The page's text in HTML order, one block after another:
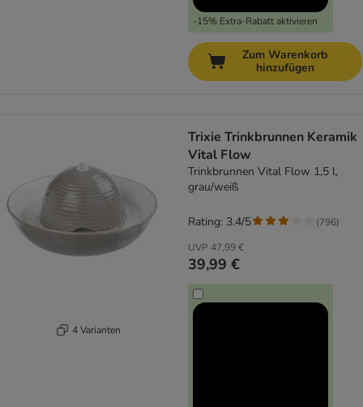
-15% Extra-Rabatt aktivieren
Zum Warenkorb
hinzufügen
4 Varianten
Trixie Trinkbrunnen Keramik
Vital Flow
Trinkbrunnen Vital Flow 1,5 l,
grau/weiß
UVP 47,99 €
39,99 €
Rating: 3.4/5 (796)